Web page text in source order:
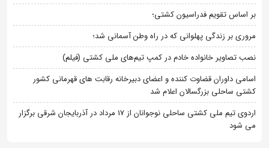
بر اساس تقویم فدراسیون کشتی؛
مروری بر زندگی پهلوانی که در راه وطن آسمانی شد؛
نصب تصاویر خانواده خادم در کمپ تیم‌های ملی کشتی (فیلم)
اسامی داوران قضاوت کننده و اعضای دبیرخانه رقابت های قهرمانی کشور
کشتی ساحلی بزرگسالان اعلام شد
اردوی تیم ملی کشتی ساحلی نوجوانان از 17 مرداد در آذربایجان شرقی برگزار
می شود